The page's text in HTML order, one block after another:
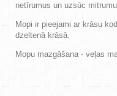
netīrumus un uzsūc
Mopi ir pieejami ar krāsu
dzeltenā krāsā.
Mopu mazgāšana - veļas